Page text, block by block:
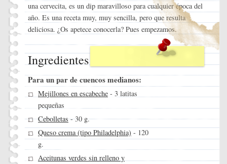
una cervecita, es un dip maravilloso para cualquier época del
año. Es una receta muy, muy sencilla, pero que resulta
deliciosa. ¿Os apetece conocerla? Pues empezamos.
Ingredientes
Para un par de cuencos medianos:
Mejillones en escabeche - 3 latitas
pequeñas
Cebolletas - 30 g.
Queso crema (tipo Philadelphia) - 120
g.
Aceitunas verdes sin relleno y